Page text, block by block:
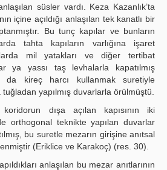
süsler vardı. Keza Kazanlık’ta
içine açıldığı anlaşılan tek kanatlı bir
Bu tunç kapılar ve bunların
tahta kapıların varlığına işaret
mil yatakları ve diğer tertibat
ya yassı taş levhalarla kapatılmış
da kireç harcı kullanmak suretiyle
yapılmış duvarlarla örülmüştü.
dışa açılan kapısının iki
orthogonal teknikte yapılan duvarlar
bu suretle mezarın girişine anıtsal
(Eriklice ve Karakoç) (res. 30).
anlaşılan bu mezar anıtlarının